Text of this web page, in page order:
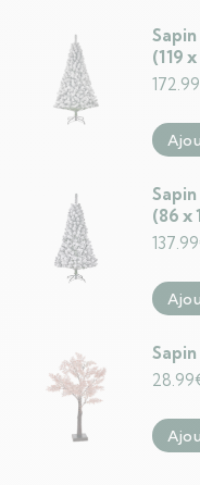
(119
172.99
(86 x
137.99
Sapin
28.99